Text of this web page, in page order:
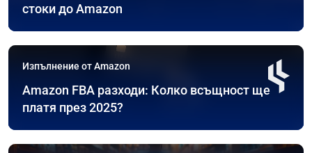
стоки до Amazon
Изпълнение от Amazon
Amazon FBA разходи: Колко всъщност ще
платя през 2025?